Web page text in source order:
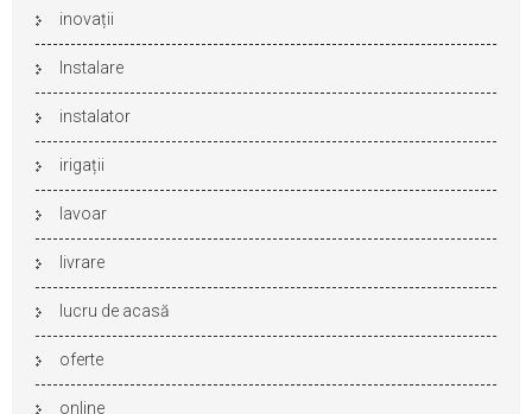
inovații
Instalare
instalator
irigații
lavoar
livrare
lucru de acasă
oferte
online